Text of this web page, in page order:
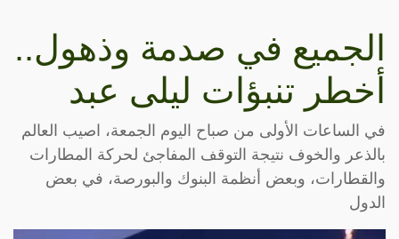
الجميع في صدمة وذهول..
أخطر تنبؤات ليلى عبد
في الساعات الأولى من صباح اليوم الجمعة، اصيب العالم
بالذعر والخوف نتيجة التوقف المفاجئ لحركة المطارات
والقطارات، وبعض أنظمة البنوك والبورصة، في بعض
الدول